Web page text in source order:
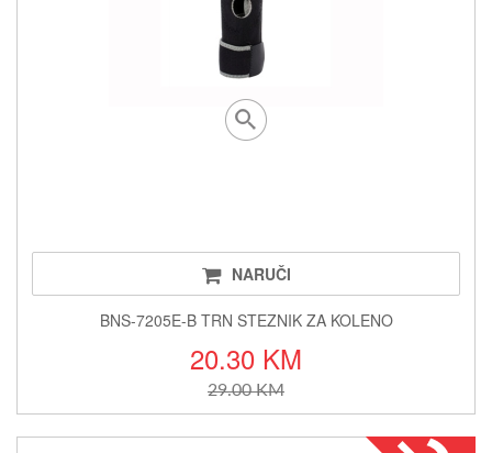
NARUČI
BNS-7205E-B TRN STEZNIK ZA KOLENO
20.30 KM
29.00 KM